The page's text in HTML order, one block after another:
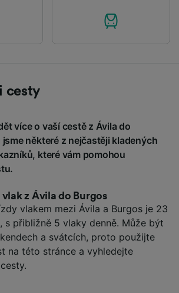
cesty
více o vaší cestě z Ávila do
některé z nejčastěji kladených
které vám pomohou
z Ávila do Burgos
vlakem mezi Ávila a Burgos je 23
s přibližně 5 vlaky denně. Může být
a svátcích, proto použijte
na této stránce a vyhledejte